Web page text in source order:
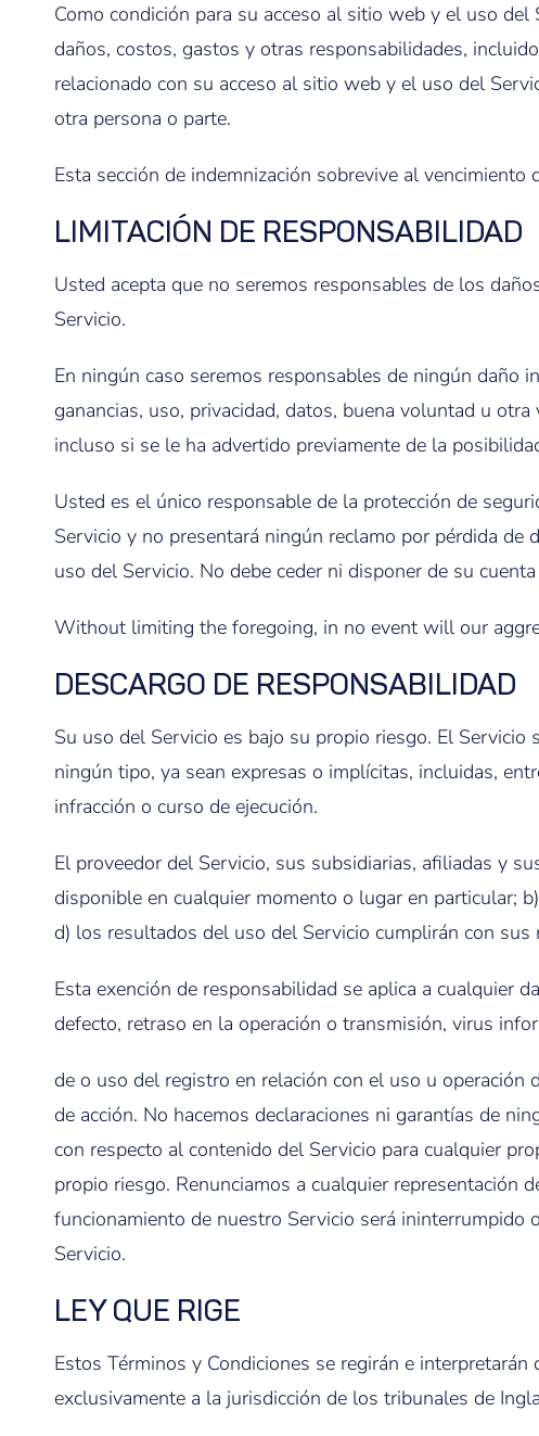
Como condición para su acceso al sitio web y el uso
daños, costos, gastos y otras responsabilidades,
relacionado con su acceso al sitio web y el uso del
otra persona o parte.
Esta sección de indemnización sobrevive al
LIMITACIÓN DE RESPONSABILIDAD
Usted acepta que no seremos responsables de los
Servicio.
En ningún caso seremos responsables de ningún daño
ganancias, uso, privacidad, datos, buena voluntad u
incluso si se le ha advertido previamente de la
Usted es el único responsable de la protección de
Servicio y no presentará ningún reclamo por pérdida
uso del Servicio. No debe ceder ni disponer de su
Without limiting the foregoing, in no event will our
DESCARGO DE RESPONSABILIDAD
Su uso del Servicio es bajo su propio riesgo. El Servicio
ningún tipo, ya sean expresas o implícitas, incluidas,
infracción o curso de ejecución.
El proveedor del Servicio, sus subsidiarias, afiliadas y
disponible en cualquier momento o lugar en particular;
d) los resultados del uso del Servicio cumplirán con sus
Esta exención de responsabilidad se aplica a cualquier
defecto, retraso en la operación o transmisión, virus
de o uso del registro en relación con el uso u
de acción. No hacemos declaraciones ni garantías de
con respecto al contenido del Servicio para cualquier
propio riesgo. Renunciamos a cualquier representación
funcionamiento de nuestro Servicio será ininterrumpido
Servicio.
LEY QUE RIGE
Estos Términos y Condiciones se regirán e
exclusivamente a la jurisdicción de los tribunales de